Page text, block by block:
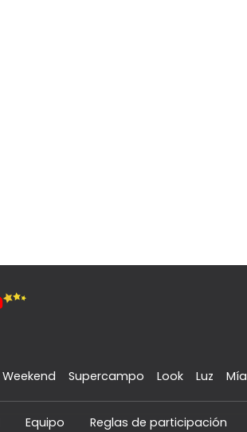
Weekend Supercampo Look Luz Mía
Equipo Reglas de participación